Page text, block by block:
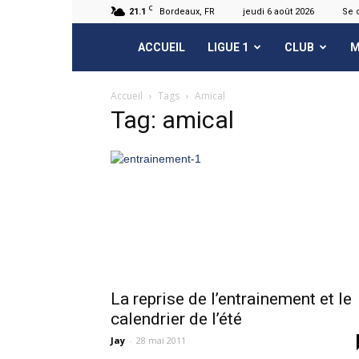
21.1 C Bordeaux, FR jeudi 6 août 2026 Se
FCGB.net
ACCUEIL LIGUE 1 CLUB
Accueil Tags Amical
Tag: amical
La reprise de l’entrainement et le
calendrier de l’été
Jay - 28 mai 2011